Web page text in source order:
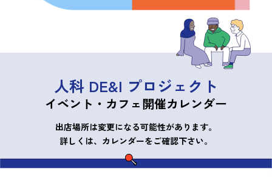
人科 DE&I プロジェクト
イベント・カフェ開催カレンダー
出店場所は変更になる可能性があります。
詳しくは、カレンダーをご確認下さい。